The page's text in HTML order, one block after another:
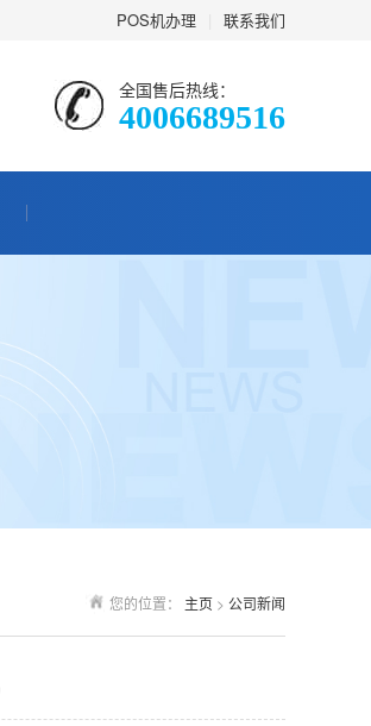
POS机办理 联系我们
全国售后热线：
4006689516
您的位置： 主页 > 公司新闻